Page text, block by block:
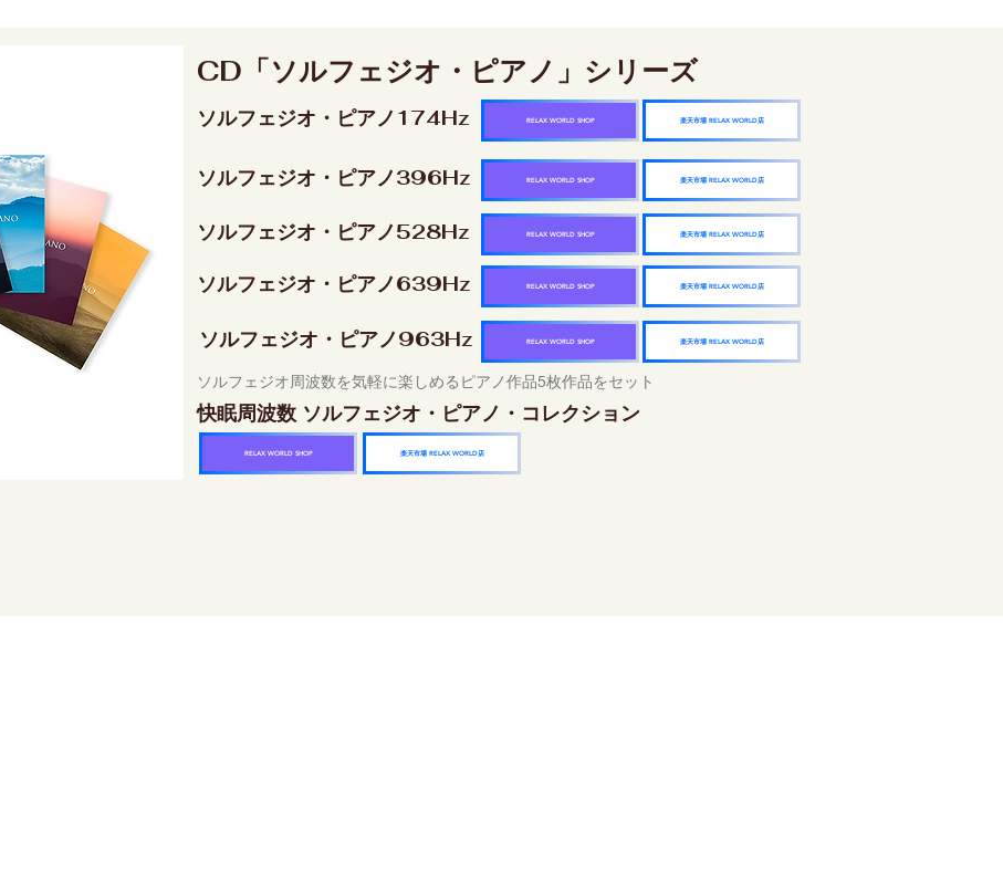
CD「ソルフェジオ・ピアノ」シリーズ
ソルフェジオ・ピアノ174Hz 楽天市場 RELAX WORLD店
RELAX WORLD SHOP
ソルフェジオ・ピアノ396Hz 楽天市場 RELAX WORLD店
RELAX WORLD SHOP
ソルフェジオ・ピアノ528Hz 楽天市場 RELAX WORLD店
RELAX WORLD SHOP
ソルフェジオ・ピアノ639Hz 楽天市場 RELAX WORLD店
RELAX WORLD SHOP
ソルフェジオ・ピアノ963Hz 楽天市場 RELAX WORLD店
RELAX WORLD SHOP
ソルフェジオ周波数を気軽に楽しめるピアノ作品5枚作品をセット
快眠周波数 ソルフェジオ・ピアノ・コレクション
RELAX WORLD SHOP 楽天市場 RELAX WORLD店